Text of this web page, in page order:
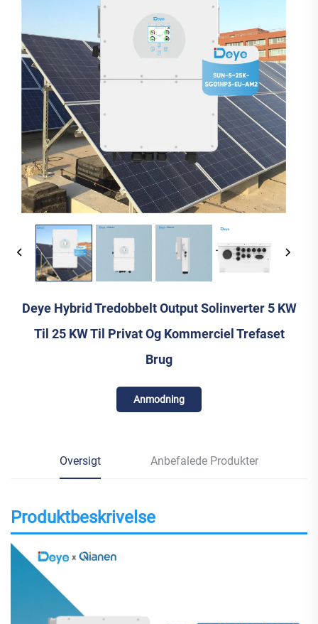
Deye Hybrid Tredobbelt Output Solinverter 5 KW
Til 25 KW Til Privat Og Kommerciel Trefaset
Brug
Anmodning
Oversigt Anbefalede Produkter
Produktbeskrivelse